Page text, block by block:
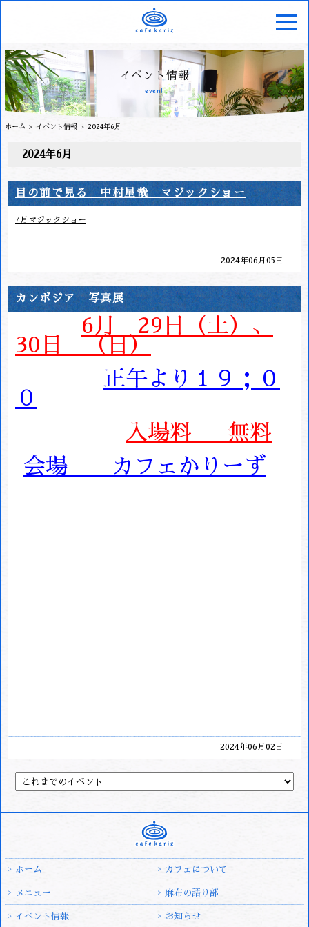
イベント情報
event
ホーム イベント情報 2024年6月
2024年6月
目の前で見る 中村星哉 マジックショー
7月マジックショー
2024年06月05日
カンボジア 写真展
6月 29日（土）、
30日 （日）
正午より１９；０
０
入場料 無料
会場 カフェかりーず
2024年06月02日
ホーム カフェについて
メニュー 麻布の語り部
イベント情報 お知らせ